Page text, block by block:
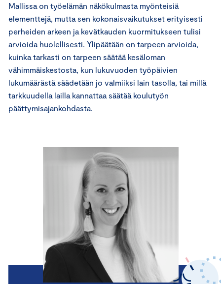
Mallissa on työelämän näkökulmasta myönteisiä
elementtejä, mutta sen kokonaisvaikutukset erityisesti
perheiden arkeen ja kevätkauden kuormitukseen tulisi
arvioida huolellisesti. Ylipäätään on tarpeen arvioida,
kuinka tarkasti on tarpeen säätää kesäloman
vähimmäiskestosta, kun lukuvuoden työpäivien
lukumäärästä säädetään jo valmiiksi lain tasolla, tai millä
tarkkuudella lailla kannattaa säätää koulutyön
päättymisajankohdasta.